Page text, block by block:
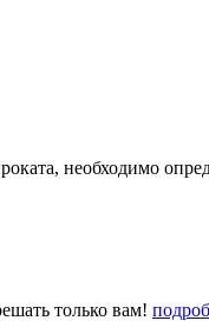
необходимо
только вам!